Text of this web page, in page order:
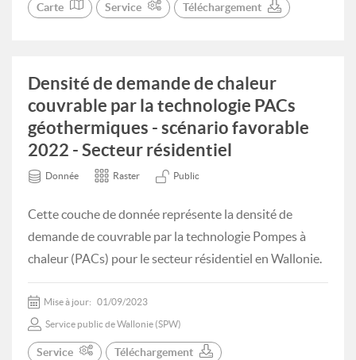
Carte Service Téléchargement
Densité de demande de chaleur
couvrable par la technologie PACs
géothermiques - scénario favorable
2022 - Secteur résidentiel
Donnée Raster Public
Cette couche de donnée représente la densité de
demande de couvrable par la technologie Pompes à
chaleur (PACs) pour le secteur résidentiel en Wallonie.
Mise à jour: 01/09/2023
Service public de Wallonie (SPW)
Service Téléchargement